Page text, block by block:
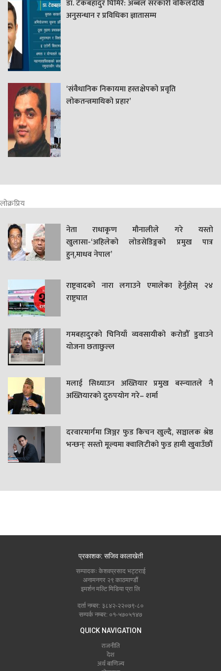
डा. टेकबहादुर घिमिरे: अब्बल सरकारी वकिलदेखि
अनुसन्धान र प्रविधिका ज्ञातासम्म
‘संवैधानिक निकायमा हस्तक्षेपको प्रवृति
लोकतन्त्रमाथिको प्रहार’
लोक्रप्रिय
नेता राधाकृण मौनालीले गरे यस्तो
खुलासा-‘अहिलेको लोडसेडिङ्गको प्रमुख पात्र
हुन्,माधव नेपाल’
राष्ट्रवादको नारा लगाउने एमालेका हेर्नुहोस् २४
राष्ट्रघात
गमबहादुरकाे चिनियाँ व्यवसायीको करोडौँ डुवाउने
याेजना छताछुल्ल
मलाई सिध्याउन अख्तियार प्रमुख बस्न्यातले नै
अख्तियारको दुरुपयोग गरे– शर्मा
दरवारमार्गमा जिञ्जर फुड किचन खुल्दै, सञ्चालक श्रेष्ठ
भन्छन्ः सस्तो मूल्यमा क्वालिटीको फुड हामी खुवाउँछौं
प्रकाशक: सजिव कालाखेती
सम्पादकः केशवप्रसाद भट्टराई
अनामनगर २९ काठमाण्डौं
इमर्शन मल्टि मिडिया प्रा लि
दर्ता नम्बर: ३८४२-२२०७९-८०
सम्पर्क नम्बर: ०१-५७०५१४७
QUICK NAVIGATION
राजनीति
देश
अर्थ बाणिज्य